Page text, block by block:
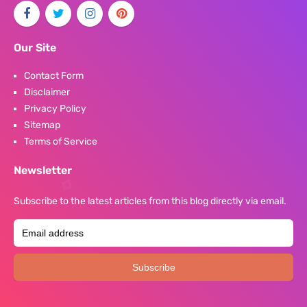
Our Site
Contact Form
Disclaimer
Privacy Policy
Sitemap
Terms of Service
Newsletter
Subscribe to the latest articles from this blog directly via email.